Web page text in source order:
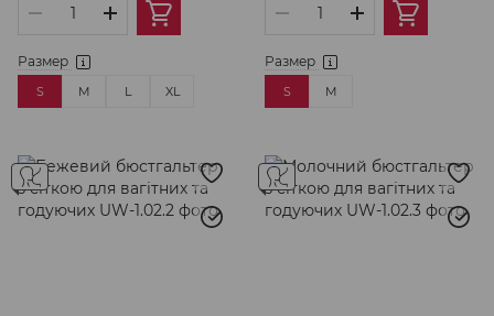
Размер
S M L XL
Размер
S M